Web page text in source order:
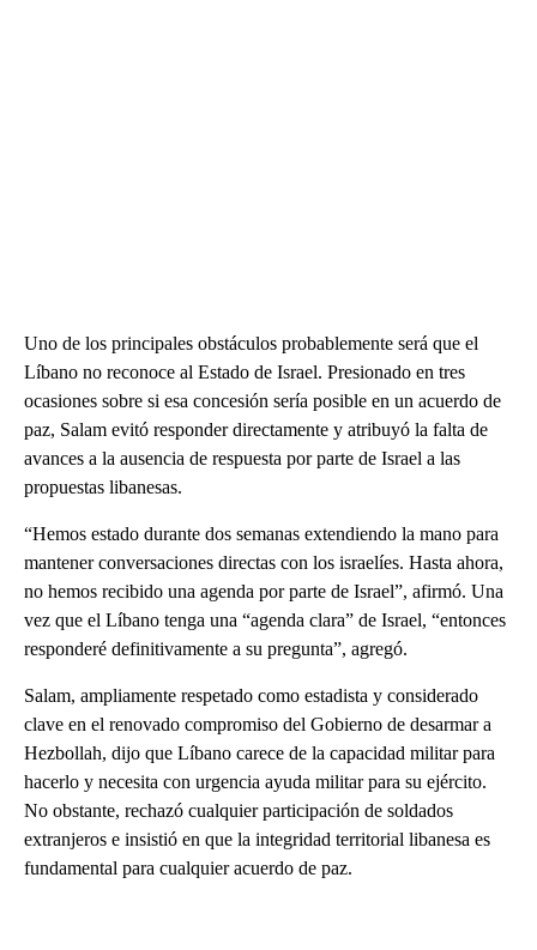
Uno de los principales obstáculos probablemente será que el
Líbano no reconoce al Estado de Israel. Presionado en tres
ocasiones sobre si esa concesión sería posible en un acuerdo de
paz, Salam evitó responder directamente y atribuyó la falta de
avances a la ausencia de respuesta por parte de Israel a las
propuestas libanesas.
“Hemos estado durante dos semanas extendiendo la mano para
mantener conversaciones directas con los israelíes. Hasta ahora,
no hemos recibido una agenda por parte de Israel”, afirmó. Una
vez que el Líbano tenga una “agenda clara” de Israel, “entonces
responderé definitivamente a su pregunta”, agregó.
Salam, ampliamente respetado como estadista y considerado
clave en el renovado compromiso del Gobierno de desarmar a
Hezbollah, dijo que Líbano carece de la capacidad militar para
hacerlo y necesita con urgencia ayuda militar para su ejército.
No obstante, rechazó cualquier participación de soldados
extranjeros e insistió en que la integridad territorial libanesa es
fundamental para cualquier acuerdo de paz.